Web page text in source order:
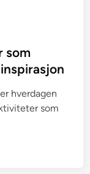
som
hverdagen
som